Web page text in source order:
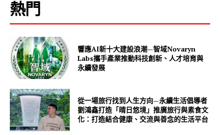
熱門
響應AI新十大建設浪潮—智域Novaryn
Labs攜手產業推動科技創新、人才培育與
永續發展
從一場旅行找到人生方向—永續生活倡導者
劉鴻鑫打造「晴日悠境」推廣旅行與素食文
化：打造結合健康、交流與善念的生活平台